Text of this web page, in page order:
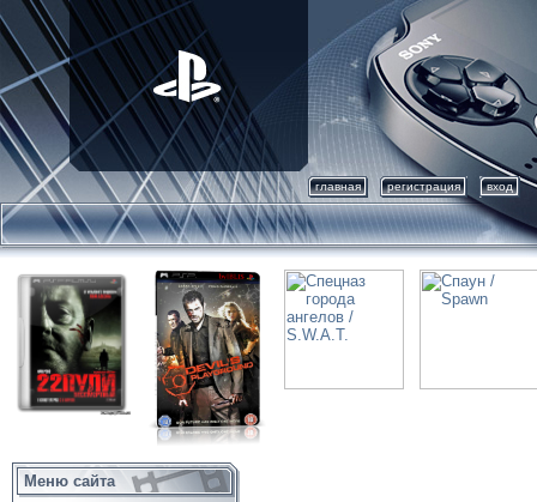
главная регистрация вход
Меню сайта